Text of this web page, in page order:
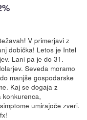
V primerjavi z
dobička! Letos je Intel
Lani pa je do 31.
Seveda moramo
manjše gospodarske
Kaj se dogaja z
konkurenca,
umirajoče zveri.